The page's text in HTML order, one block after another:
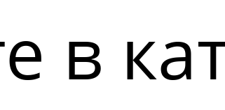
в